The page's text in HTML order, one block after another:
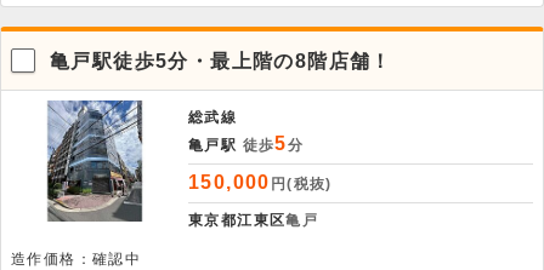
亀戸駅徒歩5分・最上階の8階店舗！
総武線
亀戸駅 徒歩5分
150,000 円(税抜)
東京都江東区亀戸
造作価格：確認中